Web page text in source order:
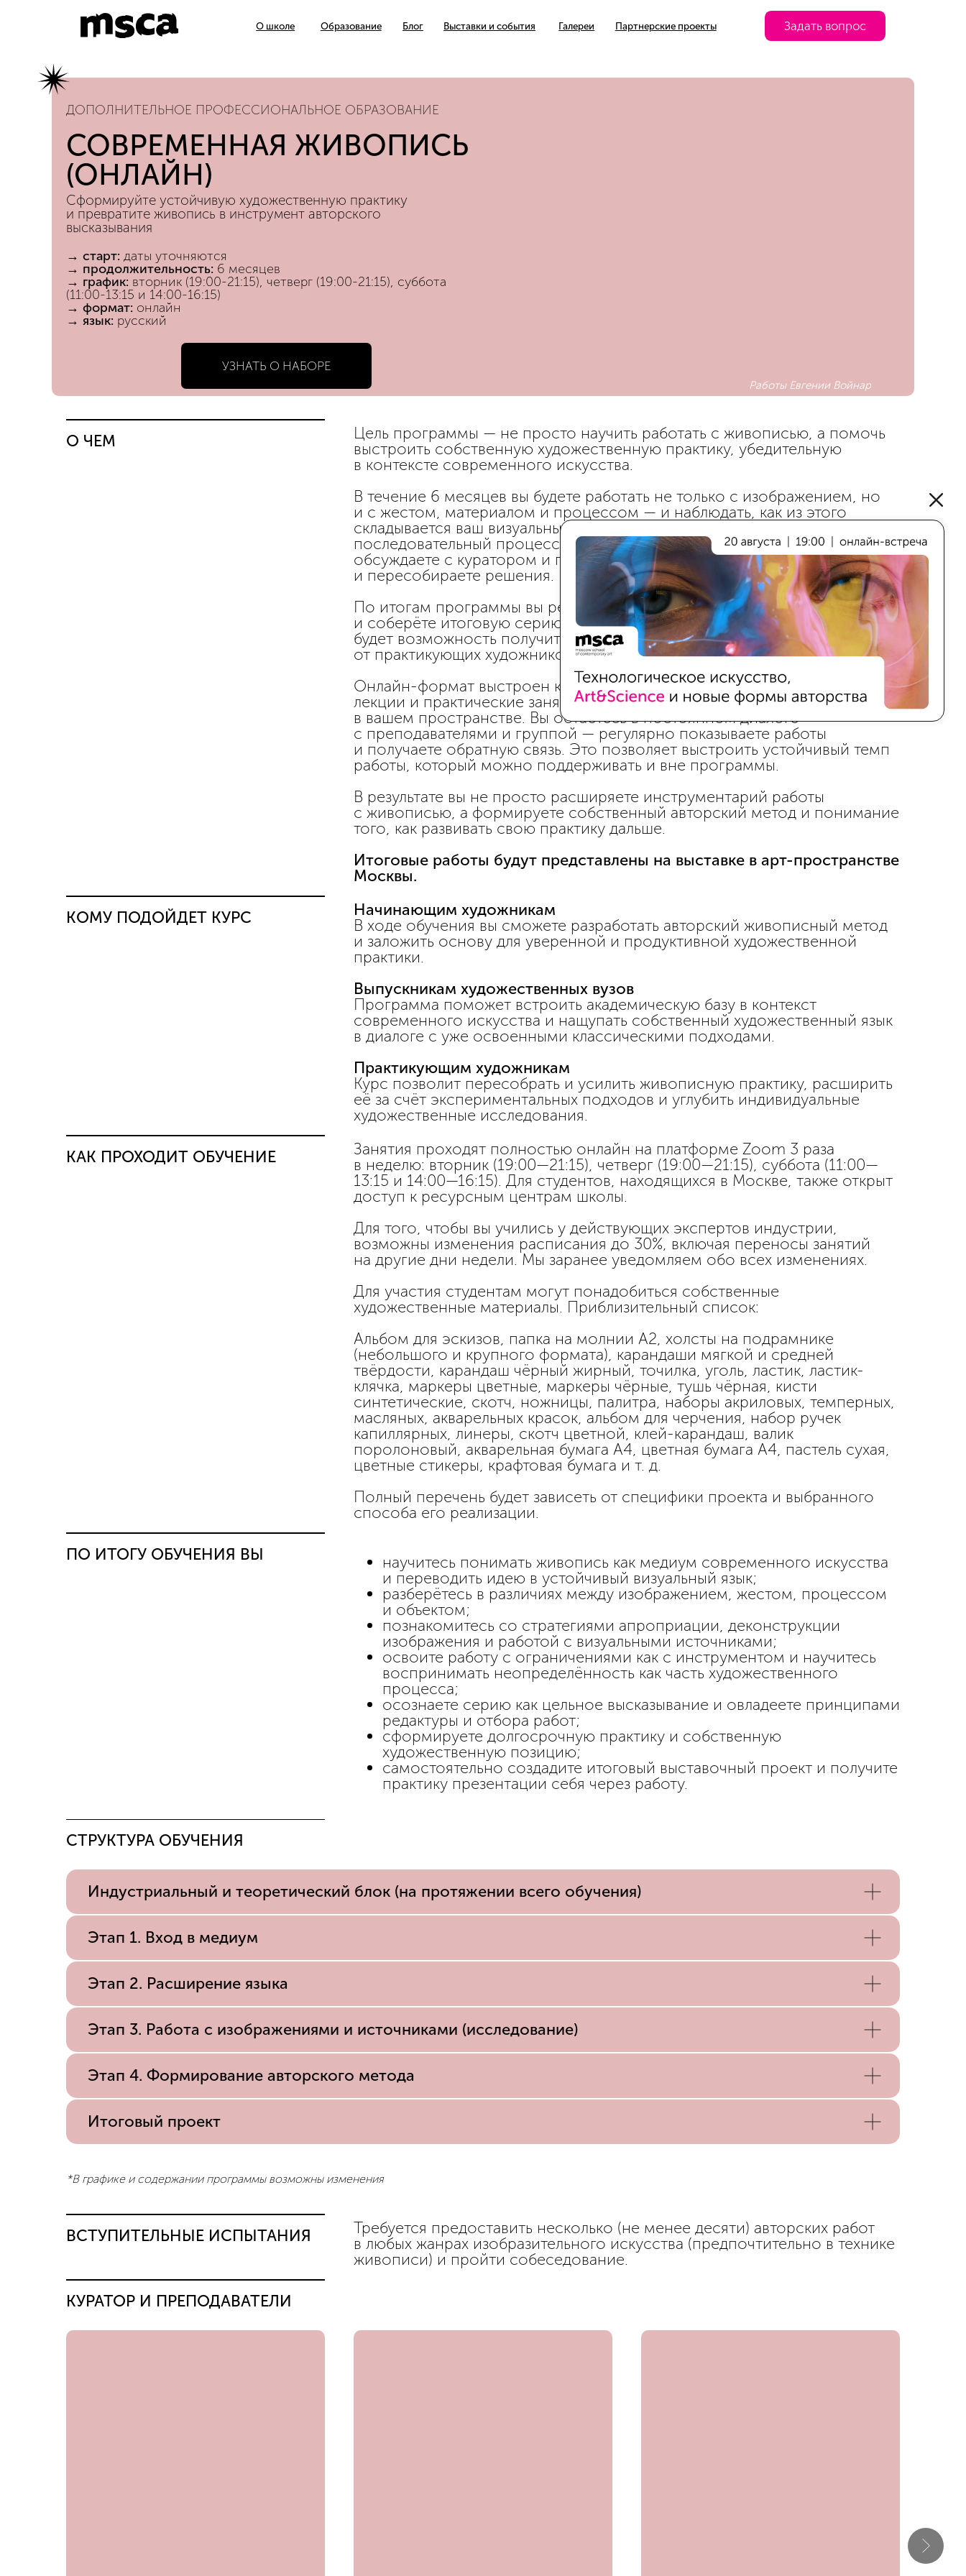
Образование Блог Выставки и события Галереи
О школе Партнерские проекты Задать вопрос
СОВРЕМЕННАЯ ЖИВОПИСЬ
(ОНЛАЙН)
ДОПОЛНИТЕЛЬНОЕ ПРОФЕССИОНАЛЬНОЕ ОБРАЗОВАНИЕ
→ старт: даты уточняются
→ продолжительность: 6 месяцев
→ график: вторник (19:00-21:15), четверг (19:00-21:15), суббота
(11:00-13:15 и 14:00-16:15)
→ формат: онлайн
→ язык: русский
Сформируйте устойчивую художественную практику
и превратите живопись в инструмент авторского
высказывания
УЗНАТЬ О НАБОРЕ
Работы Евгении Войнар
О ЧЕМ
Цель программы — не просто научить работать с живописью, а помочь
выстроить собственную художественную практику, убедительную
в контексте современного искусства.
В течение 6 месяцев вы будете работать не только с изображением, но
и с жестом, материалом и процессом — и наблюдать, как из этого
складывается ваш визуальный язык. Практика выстроена как
последовательный процесс: вы создаёте проекты, показываете их,
обсуждаете с куратором и группой, редактируете, экспериментируете
и пересобираете решения.
По итогам программы вы реализуете 4 живописных арт-проекта
и соберёте итоговую серию работ как цельное высказывание. Также у вас
будет возможность получить развернутую обратную связь по портфолио
от практикующих художников.
Онлайн-формат выстроен как полноценная рабочая среда: синхронные
лекции и практические занятия сочетаются с самостоятельной работой
в вашем пространстве. Вы остаетесь в постоянном диалоге
с преподавателями и группой — регулярно показываете работы
и получаете обратную связь. Это позволяет выстроить устойчивый темп
работы, который можно поддерживать и вне программы.
В результате вы не просто расширяете инструментарий работы
с живописью, а формируете собственный авторский метод и понимание
того, как развивать свою практику дальше.
Итоговые работы будут представлены на выставке в арт-пространстве
Москвы.
КОМУ ПОДОЙДЕТ КУРС
Начинающим художникам
В ходе обучения вы сможете разработать авторский живописный метод
и заложить основу для уверенной и продуктивной художественной
практики.
Выпускникам художественных вузов
Программа поможет встроить академическую базу в контекст
современного искусства и нащупать собственный художественный язык
в диалоге с уже освоенными классическими подходами.
Практикующим художникам
Курс позволит пересобрать и усилить живописную практику, расширить
её за счёт экспериментальных подходов и углубить индивидуальные
художественные исследования.
КАК ПРОХОДИТ ОБУЧЕНИЕ
Занятия проходят полностью онлайн на платформе Zoom 3 раза
в неделю: вторник (19:00—21:15), четверг (19:00—21:15), суббота (11:00—
13:15 и 14:00—16:15). Для студентов, находящихся в Москве, также открыт
доступ к ресурсным центрам школы.
Для того, чтобы вы учились у действующих экспертов индустрии,
возможны изменения расписания до 30%, включая переносы занятий
на другие дни недели. Мы заранее уведомляем обо всех изменениях.
Для участия студентам могут понадобиться собственные
художественные материалы. Приблизительный список:
Альбом для эскизов, папка на молнии А2, холсты на подрамнике
(небольшого и крупного формата), карандаши мягкой и средней
твёрдости, карандаш чёрный жирный, точилка, уголь, ластик, ластик-
клячка, маркеры цветные, маркеры чёрные, тушь чёрная, кисти
синтетические, скотч, ножницы, палитра, наборы акриловых, темперных,
масляных, акварельных красок, альбом для черчения, набор ручек
капиллярных, линеры, скотч цветной, клей-карандаш, валик
поролоновый, акварельная бумага А4, цветная бумага А4, пастель сухая,
цветные стикеры, крафтовая бумага и т. д.
Полный перечень будет зависеть от специфики проекта и выбранного
способа его реализации.
ПО ИТОГУ ОБУЧЕНИЯ ВЫ
научитесь понимать живопись как медиум современного искусства
и переводить идею в устойчивый визуальный язык;
разберётесь в различиях между изображением, жестом, процессом
и объектом;
познакомитесь со стратегиями апроприации, деконструкции
изображения и работой с визуальными источниками;
освоите работу с ограничениями как с инструментом и научитесь
воспринимать неопределённость как часть художественного
процесса;
осознаете серию как цельное высказывание и овладеете принципами
редактуры и отбора работ;
сформируете долгосрочную практику и собственную
художественную позицию;
самостоятельно создадите итоговый выставочный проект и получите
практику презентации себя через работу.
СТРУКТУРА ОБУЧЕНИЯ
Индустриальный и теоретический блок (на протяжении всего обучения)
Этап 1. Вход в медиум
Этап 2. Расширение языка
Этап 3. Работа с изображениями и источниками (исследование)
Этап 4. Формирование авторского метода
Итоговый проект
*В графике и содержании программы возможны изменения
ВСТУПИТЕЛЬНЫЕ ИСПЫТАНИЯ
Требуется предоставить несколько (не менее десяти) авторских работ
в любых жанрах изобразительного искусства (предпочтительно в технике
живописи) и пройти собеседование.
КУРАТОР И ПРЕПОДАВАТЕЛИ